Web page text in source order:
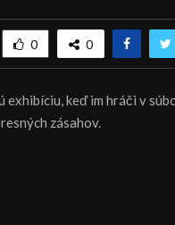
0 0
keď im hráči v
zásahov.